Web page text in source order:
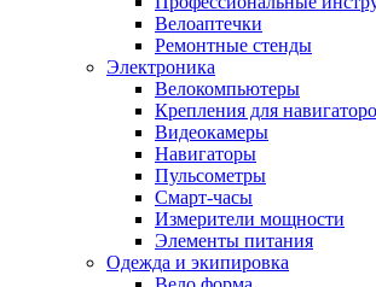
Велоаптечки
Ремонтные стенды
Электроника
Велокомпьютеры
Крепления для
Видеокамеры
Навигаторы
Пульсометры
Смарт-часы
Измерители мощности
Элементы питания
Одежда и экипировка